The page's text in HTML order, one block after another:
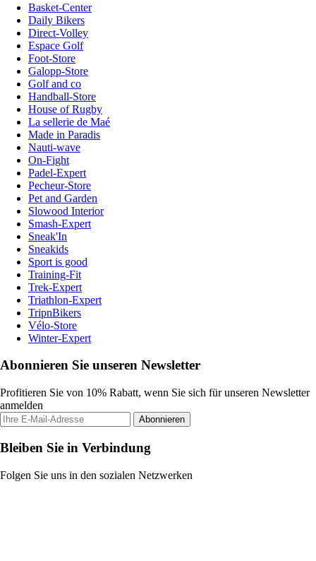
Basket-Center
Daily Bikers
Direct-Volley
Espace Golf
Foot-Store
Galopp-Store
Golf and co
Handball-Store
House of Rugby
La sellerie de Maé
Made in Paradis
Nauti-wave
On-Fight
Padel-Expert
Pecheur-Store
Pet and Garden
Slowood Interior
Smash-Expert
Sneak'In
Sneakids
Sport is good
Training-Fit
Trek-Expert
Triathlon-Expert
TripnBikers
Vélo-Store
Winter-Expert
Abonnieren Sie unseren Newsletter
Profitieren Sie von 10% Rabatt, wenn Sie sich für unseren Newsletter
anmelden
Abonnieren
Bleiben Sie in Verbindung
Folgen Sie uns in den sozialen Netzwerken